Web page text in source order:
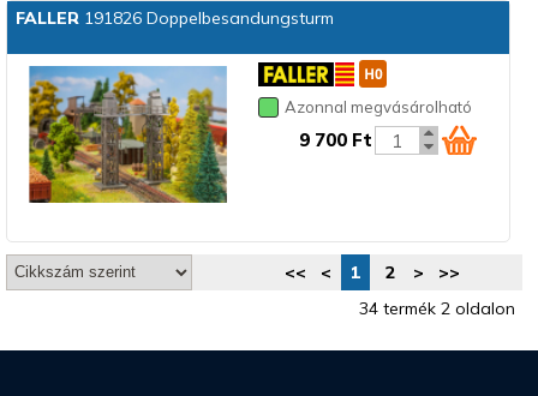
FALLER191826 Doppelbesandungsturm
Azonnal megvásárolható
9 700 Ft
<< < 1 2 >
>>
34 termék 2 oldalon